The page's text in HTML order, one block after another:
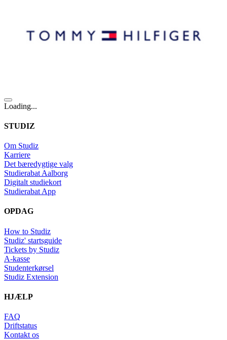
Loading...
STUDIZ
Om Studiz
Karriere
Det bæredygtige valg
Studierabat Aalborg
Digitalt studiekort
Studierabat App
OPDAG
How to Studiz
Studiz' startsguide
Tickets by Studiz
A-kasse
Studenterkørsel
Studiz Extension
HJÆLP
FAQ
Driftstatus
Kontakt os